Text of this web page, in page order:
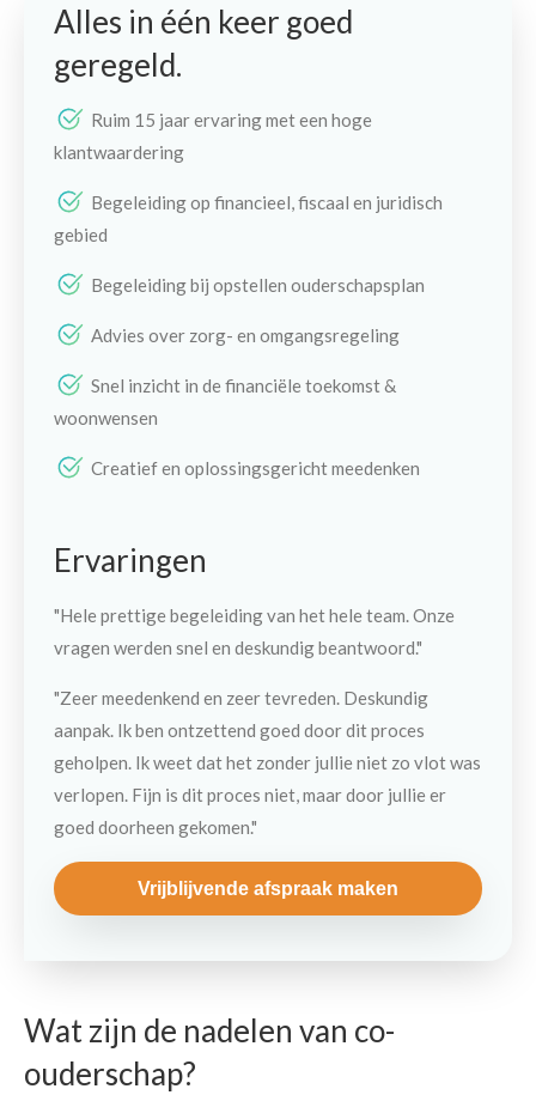
Alles in één keer goed
geregeld.
Ruim 15 jaar ervaring met een hoge
klantwaardering
Begeleiding op financieel, fiscaal en juridisch
gebied
Begeleiding bij opstellen ouderschapsplan
Advies over zorg- en omgangsregeling
Snel inzicht in de financiële toekomst &
woonwensen
Creatief en oplossingsgericht meedenken
Ervaringen
"Hele prettige begeleiding van het hele team. Onze
vragen werden snel en deskundig beantwoord."
"Zeer meedenkend en zeer tevreden. Deskundig
aanpak. Ik ben ontzettend goed door dit proces
geholpen. Ik weet dat het zonder jullie niet zo vlot was
verlopen. Fijn is dit proces niet, maar door jullie er
goed doorheen gekomen."
Vrijblijvende afspraak maken
Wat zijn de nadelen van co-
ouderschap?